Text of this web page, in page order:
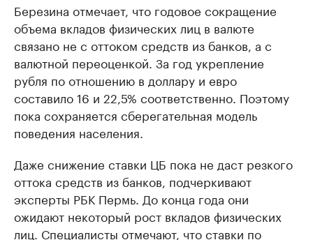
Березина отмечает, что годовое сокращение
объема вкладов физических лиц в валюте
связано не с оттоком средств из банков, а с
валютной переоценкой. За год укрепление
рубля по отношению в доллару и евро
составило 16 и 22,5% соответственно. Поэтому
пока сохраняется сберегательная модель
поведения населения.
Даже снижение ставки ЦБ пока не даст резкого
оттока средств из банков, подчеркивают
эксперты РБК Пермь. До конца года они
ожидают некоторый рост вкладов физических
лиц. Специалисты отмечают, что ставки по